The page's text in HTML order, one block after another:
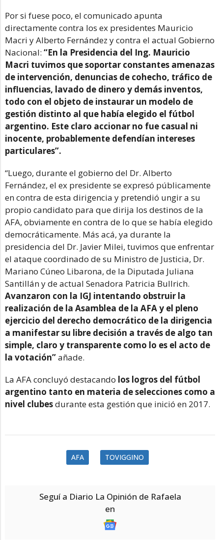
Por si fuese poco, el comunicado apunta
directamente contra los ex presidentes Mauricio
Macri y Alberto Fernández y contra el actual Gobierno
Nacional: “En la Presidencia del Ing. Mauricio
Macri tuvimos que soportar constantes amenazas
de intervención, denuncias de cohecho, tráfico de
influencias, lavado de dinero y demás inventos,
todo con el objeto de instaurar un modelo de
gestión distinto al que había elegido el fútbol
argentino. Este claro accionar no fue casual ni
inocente, probablemente defendían intereses
particulares”.
“Luego, durante el gobierno del Dr. Alberto
Fernández, el ex presidente se expresó públicamente
en contra de esta dirigencia y pretendió ungir a su
propio candidato para que dirija los destinos de la
AFA, obviamente en contra de lo que se había elegido
democráticamente. Más acá, ya durante la
presidencia del Dr. Javier Milei, tuvimos que enfrentar
el ataque coordinado de su Ministro de Justicia, Dr.
Mariano Cúneo Libarona, de la Diputada Juliana
Santillán y de actual Senadora Patricia Bullrich.
Avanzaron con la IGJ intentando obstruir la
realización de la Asamblea de la AFA y el pleno
ejercicio del derecho democrático de la dirigencia
a manifestar su libre decisión a través de algo tan
simple, claro y transparente como lo es el acto de
la votación”añade.
La AFA concluyó destacando los logros del fútbol
argentino tanto en materia de selecciones como a
nivel clubesdurante esta gestión que inició en 2017.
AFA TOVIGGINO
Seguí a Diario La Opinión de Rafaela
en